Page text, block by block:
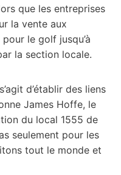
que les entreprises
la vente aux
le golf jusqu’à
la section locale.
d’établir des liens
James Hoffe, le
du local 1555 de
seulement pour les
tout le monde et